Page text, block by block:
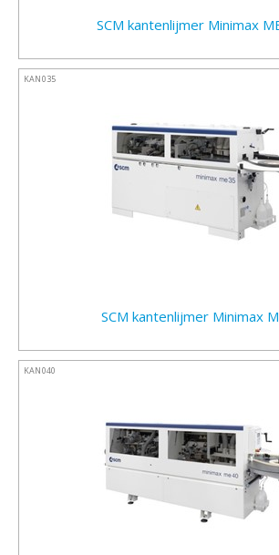
SCM kantenlijmer Minimax
SCM kantenlijmer Minimax
KAN035
KAN040